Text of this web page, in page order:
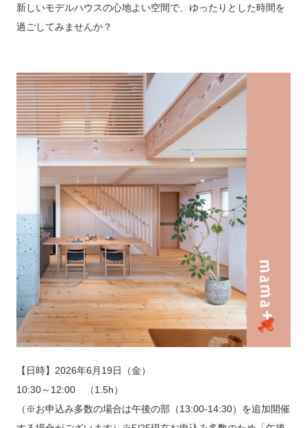
新しいモデルハウスの心地よい空間で、ゆったりとした時間を
過ごしてみませんか？
【日時】2026年6月19日（金）
10:30～12:00 （1.5h）
（※お申込み多数の場合は午後の部（13:00-14:30）を追加開催